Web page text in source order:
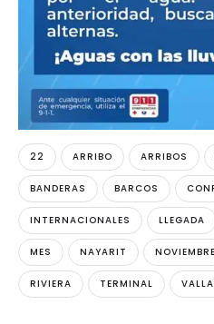
22 ARRIBO ARRIBOS
BANDERAS BARCOS
INTERNACIONALES LLEGADA
MES NAYARIT NOVIEMBRE
RIVIERA TERMINAL